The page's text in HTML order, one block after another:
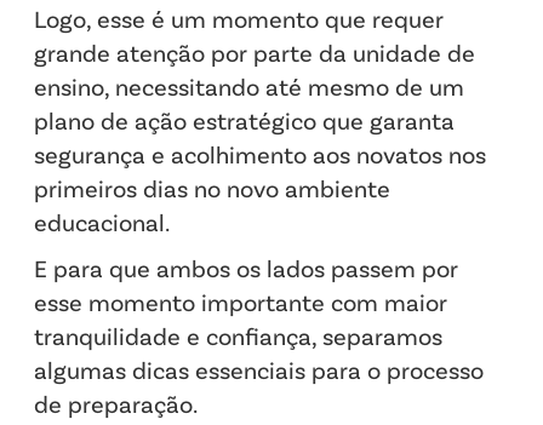
Logo, esse é um momento que requer
grande atenção por parte da unidade de
ensino, necessitando até mesmo de um
plano de ação estratégico que garanta
segurança e acolhimento aos novatos nos
primeiros dias no novo ambiente
educacional.
E para que ambos os lados passem por
esse momento importante com maior
tranquilidade e confiança, separamos
algumas dicas essenciais para o processo
de preparação.